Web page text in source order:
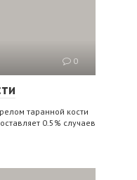
0
таранной кости
0.5% случаев